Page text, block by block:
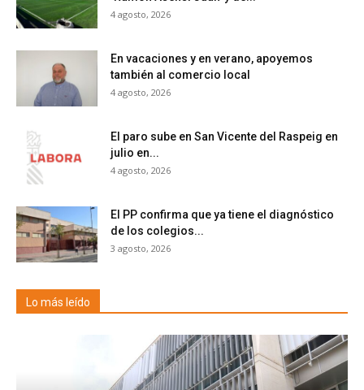
4 agosto, 2026
En vacaciones y en verano, apoyemos
también al comercio local
4 agosto, 2026
El paro sube en San Vicente del Raspeig en
julio en...
4 agosto, 2026
El PP confirma que ya tiene el diagnóstico
de los colegios...
3 agosto, 2026
Lo más leído